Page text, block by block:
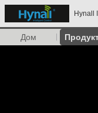
Hynall
Дом